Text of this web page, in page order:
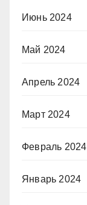
Июнь 2024
Май 2024
Апрель 2024
Март 2024
Февраль 2024
Январь 2024